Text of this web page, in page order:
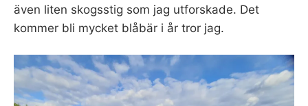
även liten skogsstig som jag utforskade. Det
kommer bli mycket blåbär i år tror jag.